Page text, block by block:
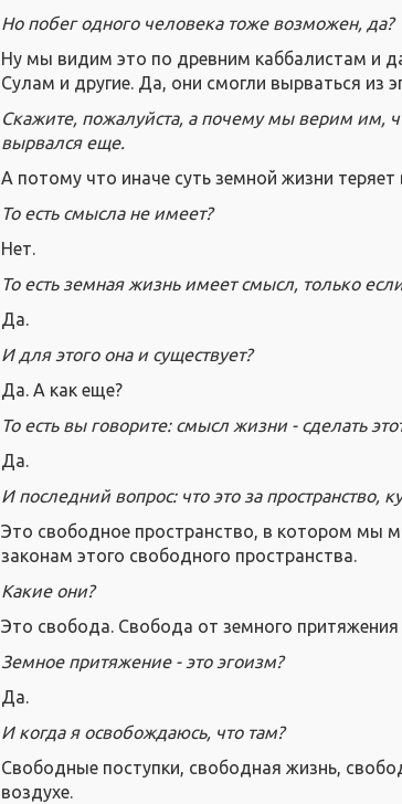
Но побег одного человека тоже возможен, да?
Ну мы видим это по древним каббалистам и
Сулам и другие. Да, они смогли вырваться из
Скажите, пожалуйста, а почему мы верим им,
вырвался еще.
А потому что иначе суть земной жизни
То есть смысла не имеет?
Нет.
То есть земная жизнь имеет смысл, только
Да.
И для этого она и существует?
Да. А как еще?
То есть вы говорите: смысл жизни - сделать
Да.
И последний вопрос: что это за пространство,
Это свободное пространство, в котором мы
законам этого свободного пространства.
Какие они?
Это свобода. Свобода от земного притяжения
Земное притяжение - это эгоизм?
Да.
И когда я освобождаюсь, что там?
Свободные поступки, свободная жизнь,
воздухе.